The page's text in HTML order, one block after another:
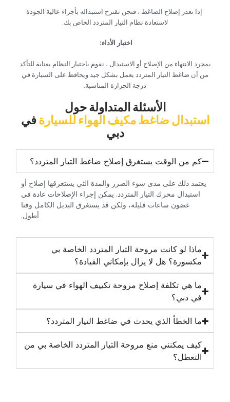
‏إذا تعذر إصلاح الضاغط ، فنحن نقترح استبداله بأجزاء عالية الجودة
لاستعادة نظام التيار المتردد الخاص بك.‏
‏اختبار الأداء:‏
‏بمجرد الانتهاء من الإصلاح أو الاستبدال ، نقوم باختبار النظام بعناية للتأكد
من أن ضاغط التيار المتردد يعمل بشكل جيد ويحافظ على السيارة في
درجة الحرارة المناسبة.‏
‏الأسئلة المتداولة حول‏
‏استبدال ضاغط مكيف الهواء للسيارة‏‏في
دبي‏
‏كم من الوقت يستغرق إصلاح ضاغط التيار المتردد؟‏
‏يعتمد ذلك على مدى سوء الضرر والمدة التي يستغرقها إصلاح أو
استبدال محرك التيار المتردد. يمكن إجراء الإصلاحات عادة في
غضون ساعات قليلة، ولكن قد يستغرق البديل الكامل وقتا
أطول.‏
‏ماذا لو كانت مروحة التيار المتردد الخاصة بي
مكسورة؟ هل لا يزال بإمكاني القيادة؟‏
‏ما هي تكلفة إصلاح مروحة تكييف الهواء في سيارة
في دبي؟‏
‏ما الخطأ الذي يحدث في ضاغط التيار المتردد؟‏
‏كيف يمكنني منع مروحة التيار المتردد الخاصة بي من
التعطل؟‏